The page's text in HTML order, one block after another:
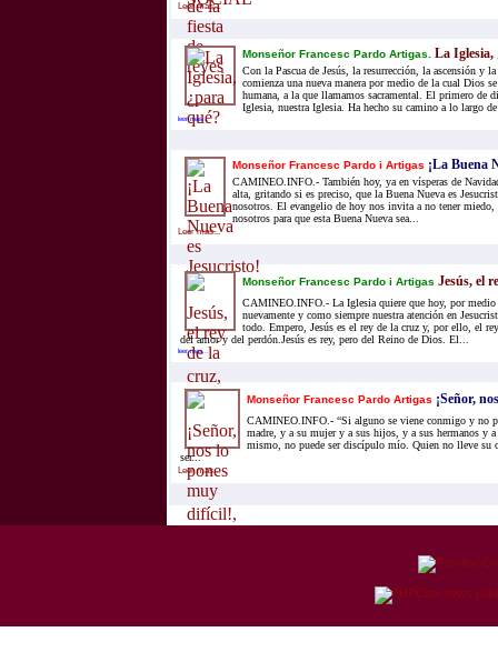
Leer mas...
Monseñor Francesc Pardo Artigas. La Iglesia,
Con la Pascua de Jesús, la resurrección, la ascensión y
comienza una nueva manera por medio de la cual Dios
humana, a la que llamamos sacramental. El primero de
Iglesia, nuestra Iglesia. Ha hecho su camino a lo largo
leer mas...
Monseñor Francesc Pardo i Artigas ¡La Buena
CAMINEO.INFO.- También hoy, ya en vísperas de
alta, gritando si es preciso, que la Buena Nueva es
nosotros. El evangelio de hoy nos invita a no tener miedo,
nosotros para que esta Buena Nueva sea...
Leer mas...
Monseñor Francesc Pardo i Artigas Jesús, el
CAMINEO.INFO.- La Iglesia quiere que hoy, por
nuevamente y como siempre nuestra atención en
todo. Empero, Jesús es el rey de la cruz y, por ello, el
del amor y del perdón.Jesús es rey, pero del Reino de Dios. El...
leer mas...
Monseñor Francesc Pardo Artigas ¡Señor,
CAMINEO.INFO.- “Si alguno se viene conmigo y no
madre, y a su mujer y a sus hijos, y a sus hermanos y
mismo, no puede ser discípulo mío. Quien no lleve su
ser...
Leer mas...